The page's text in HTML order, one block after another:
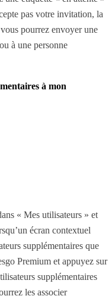
pas votre invitation, la
pourrez envoyer une
à une personne
à mon
« Mes utilisateurs » et
écran contextuel
supplémentaires que
Premium et appuyez sur
supplémentaires
les associer